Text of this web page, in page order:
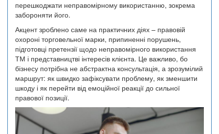
перешкоджати неправомірному використанню, зокрема
забороняти його.
Акцент зроблено саме на практичних діях – правовій
охороні торговельної марки, припиненні порушень,
підготовці претензії щодо неправомірного використання
ТМ і представництві інтересів клієнта. Це важливо, бо
бізнесу потрібна не абстрактна консультація, а зрозумілий
маршрут: як швидко зафіксувати проблему, як зменшити
шкоду і як перейти від емоційної реакції до сильної
правової позиції.